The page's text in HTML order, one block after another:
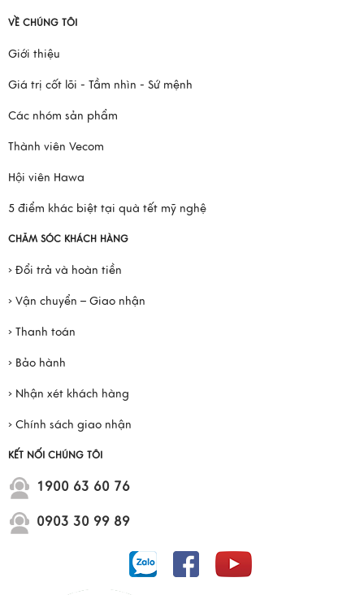
VỀ CHÚNG TÔI
Giới thiệu
Giá trị cốt lõi - Tầm nhìn - Sứ mệnh
Các nhóm sản phẩm
Thành viên Vecom
Hội viên Hawa
5 điểm khác biệt tại quà tết mỹ nghệ
CHĂM SÓC KHÁCH HÀNG
› Đổi trả và hoàn tiền
› Vận chuyển – Giao nhận
› Thanh toán
› Bảo hành
› Nhận xét khách hàng
› Chính sách giao nhận
KẾT NỐI CHÚNG TÔI
1900 63 60 76
0903 30 99 89